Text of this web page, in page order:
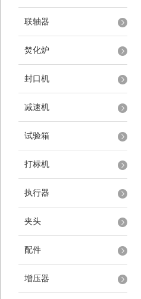
联轴器
焚化炉
封口机
减速机
试验箱
打标机
执行器
夹头
配件
增压器